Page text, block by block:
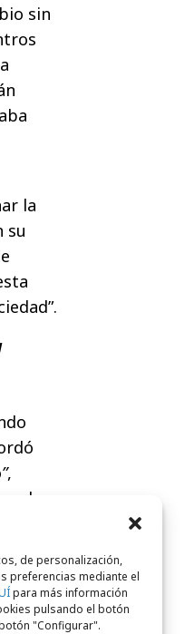
de personalización,
preferencias mediante el
para más información
pulsando el botón
"Configurar".
sin
la
su
”,
la
del